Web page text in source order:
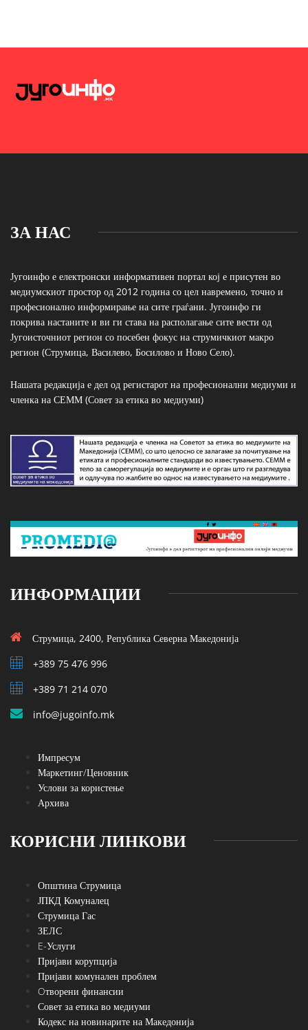
ЗА НАС
Југоинфо е електронски информативен портал кој е присутен во
медиумскиот простор од 2012 година со цел навремено, точно и
професионално информирање на сите граѓани. Југоинфо ги
покрива настаните и ви ги става на располагање сите вести од
Југоисточниот регион со посебен фокус на струмичкиот макро
регион (Струмица, Василево, Босилово и Ново Село).
Нашата редакција е дел од регистарот на професионални медиуми и
членка на СЕММ (Совет за етика во медиуми)
ИНФОРМАЦИИ
Струмица, 2400, Република Северна Македонија
+389 75 476 996
+389 71 214 070
info@jugoinfo.mk
Импресум
Маркетинг/Ценовник
Услови за користење
Архива
КОРИСНИ ЛИНКОВИ
Општина Струмица
ЈПКД Комуналец
Струмица Гас
ЗЕЛС
E-Услуги
Пријави корупција
Пријави комунален проблем
Oтворени финансии
Совет за етика во медиуми
Кодекс на новинарите на Македонија